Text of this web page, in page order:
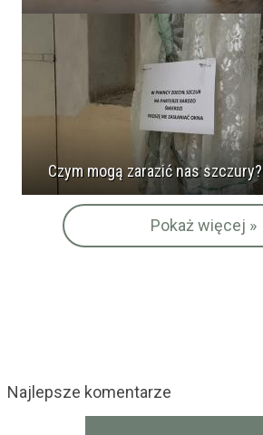
Czym mogą zarazić nas szczury?
Pokaż więcej »
Najlepsze komentarze